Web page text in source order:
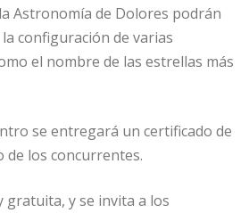
Astronomía de Dolores podrán
configuración de varias
el nombre de las estrellas más
se entregará un certificado de
de los concurrentes.
gratuita, y se invita a los